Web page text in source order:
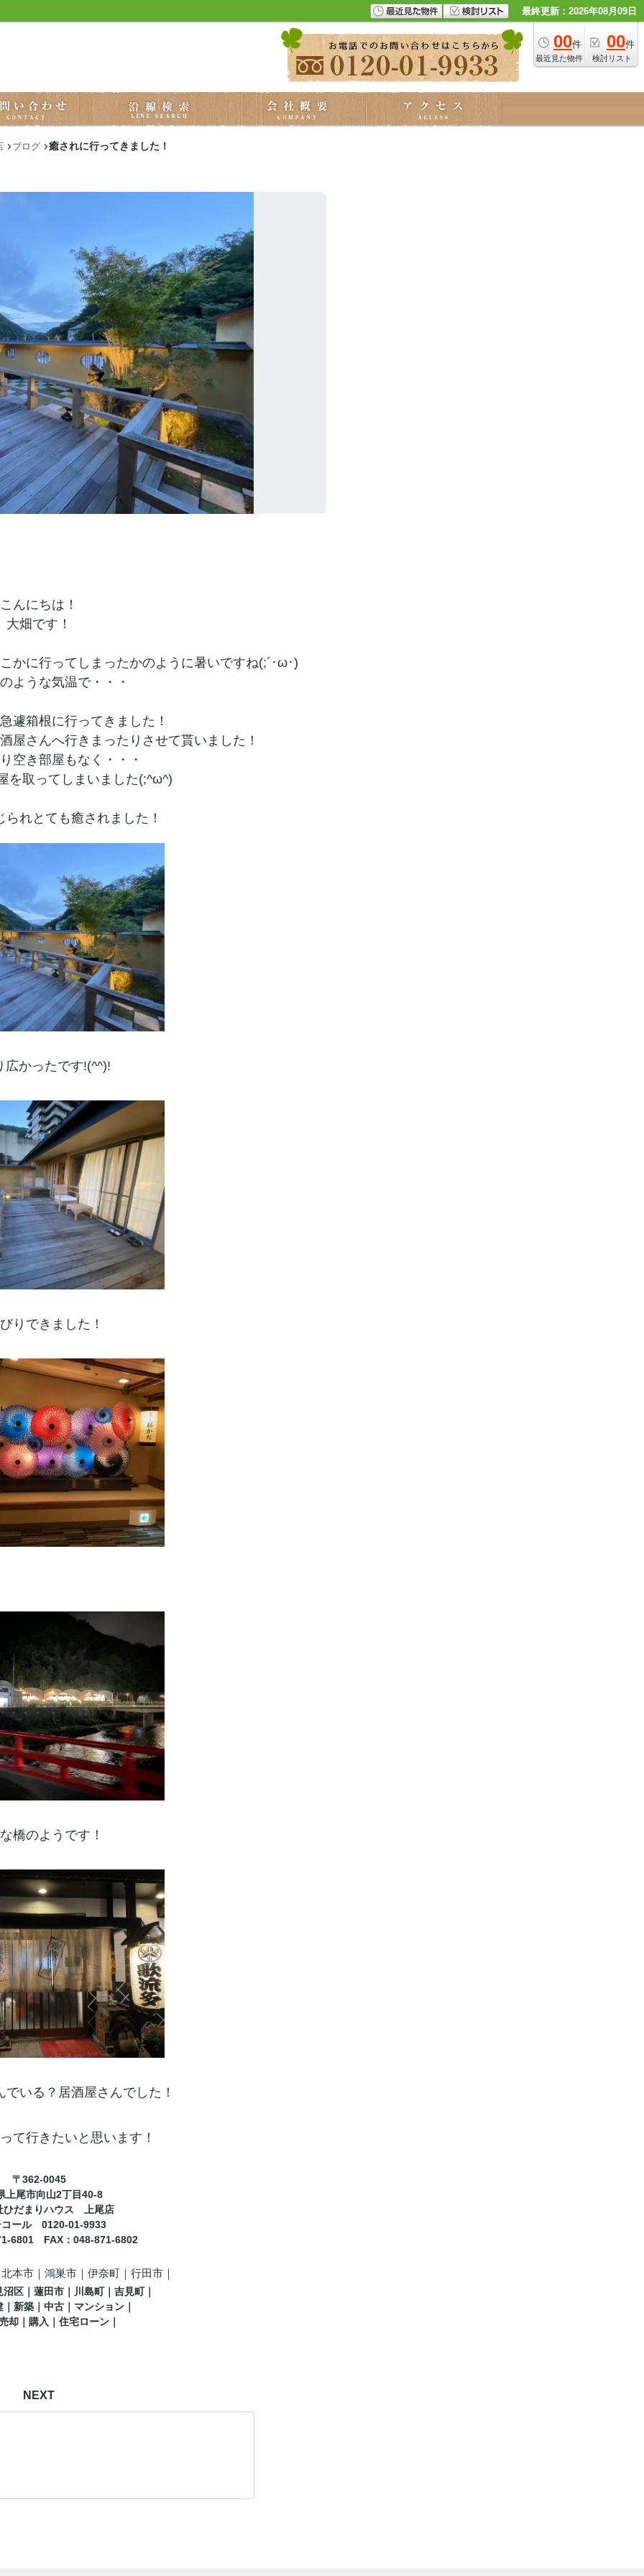
最終更新：2026年08月09日
00件
最近見た物件
00件
検討リスト
ブログ 癒されに行ってきました！
こんにちは！
大畑です！
かに行ってしまったかのように暑いですね(;´･ω･)
ような気温で・・・
遽箱根に行ってきました！
屋さんへ行きまったりさせて貰いました！
空き部屋もなく・・・
を取ってしまいました(;^ω^)
れとても癒されました！
広かったです!(^^)!
りできました！
橋のようです！
いる？居酒屋さんでした！
て行きたいと思います！
〒362-0045
上尾市向山2丁目40-8
ひだまりハウス 上尾店
コール 0120-01-9933
6801 FAX ： 048-871-6802
本市｜鴻巣市｜伊奈町｜行田市｜
沼区 ｜蓮田市 ｜川島町｜吉見町｜
新築｜中古｜マンション｜
却｜購入｜住宅ローン｜
NEXT